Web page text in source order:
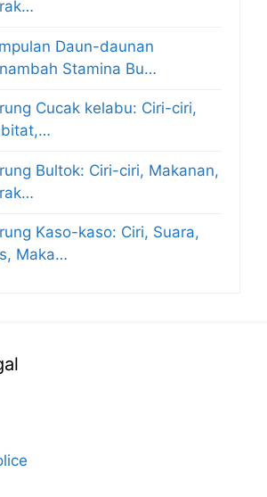
Daun-daunan
Stamina Bu…
Cucak kelabu: Ciri-ciri,
Bultok: Ciri-ciri, Makanan,
Kaso-kaso: Ciri, Suara,
Maka…